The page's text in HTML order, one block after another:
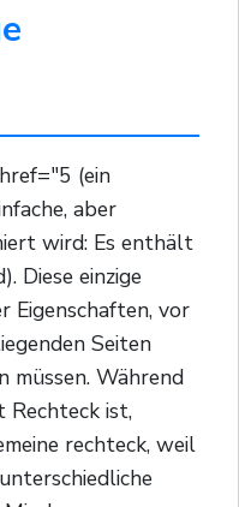
(ein
aber
wird: Es enthält
Diese einzige
Eigenschaften, vor
Seiten
müssen. Während
Rechteck ist,
rechteck, weil